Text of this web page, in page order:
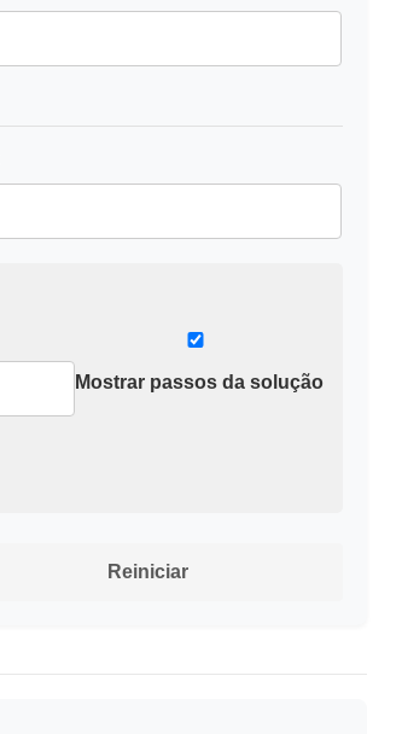
Mostrar passos da solução
Reiniciar